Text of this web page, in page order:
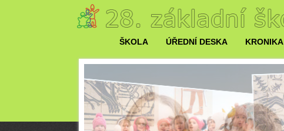
ŠKOLA ÚŘEDNÍ DESKA KRONIKA